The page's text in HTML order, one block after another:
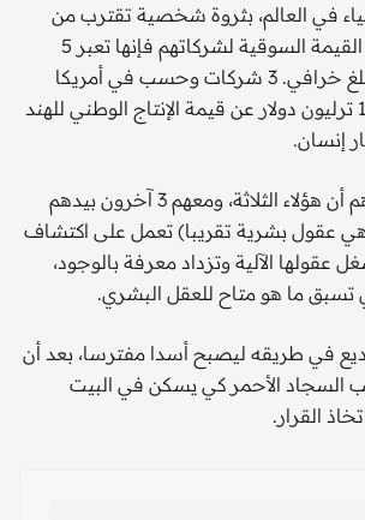
في العالم، بثروة شخصية تقترب من
900 مليار دولار. أما القيمة السوقية لشركاتهم فإنها تعبر 5
تريليونات دولار. المبلغ خرافي. 3 شركات وحسب في أمريكا
تزيد قيمتها بنحو 1,5 ترليون دولار عن قيمة الإنتاج الوطني للهند
المال مهم، ولكن الأهم أن هؤلاء الثلاثة، ومعهم 3 آخرون بيدهم
عقول بشرية تقريبا) تعمل على اكتشاف
عقولها الآلية وتزداد معرفة بالوجود،
ما هو متاح للعقل البشري.
في طريقه ليصبح أسدا مفترسا، بعد أن
السجاد الأحمر كي يسكن في البيت
القرار.